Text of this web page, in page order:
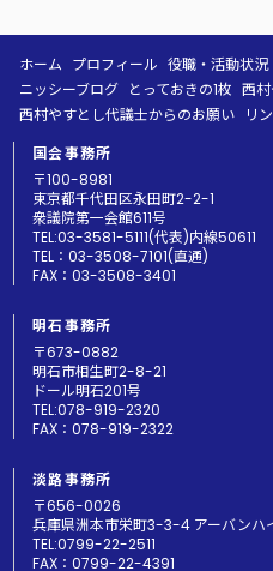
ホーム プロフィール 役職・活動状況
ニッシーブログ とっておきの1枚 西
西村やすとし代議士からのお願い
リ
国会事務所
〒100-8981
東京都千代田区永田町2-2-1
衆議院第一会館611号
TEL:03-3581-5111(代表)内線50611
TEL：03-3508-7101(直通)
FAX：03-3508-3401
明石事務所
〒673-0882
明石市相生町2-8-21
ドール明石201号
TEL:078-919-2320
FAX：078-919-2322
淡路事務所
〒656-0026
兵庫県洲本市栄町3-3-4 アーバンハ
TEL:0799-22-2511
FAX：0799-22-4391